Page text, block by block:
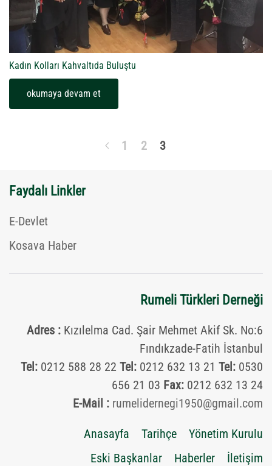
Kadın Kolları Kahvaltıda Buluştu
okumaya devam et
1 2 3
Faydalı Linkler
E-Devlet
Kosava Haber
Rumeli Türkleri Derneği
Adres : Kızılelma Cad. Şair Mehmet Akif Sk. No:6
Fındıkzade-Fatih İstanbul
Tel: 0212 588 28 22 Tel: 0212 632 13 21 Tel: 0530
656 21 03 Fax: 0212 632 13 24
E-Mail : rumelidernegi1950@gmail.com
Anasayfa Tarihçe
Yönetim Kurulu
Eski Başkanlar
Haberler İletişim